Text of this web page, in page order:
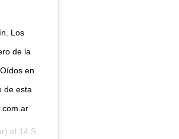
Los
de la
en
de esta
el 14 Sep, 2020 a las 3:34 PDT